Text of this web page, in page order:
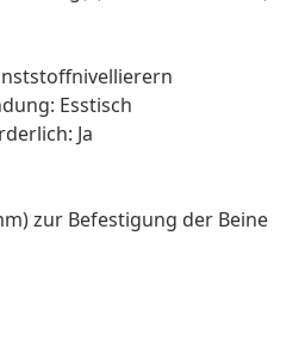
Esstisch
Ja
zur Befestigung der Beine